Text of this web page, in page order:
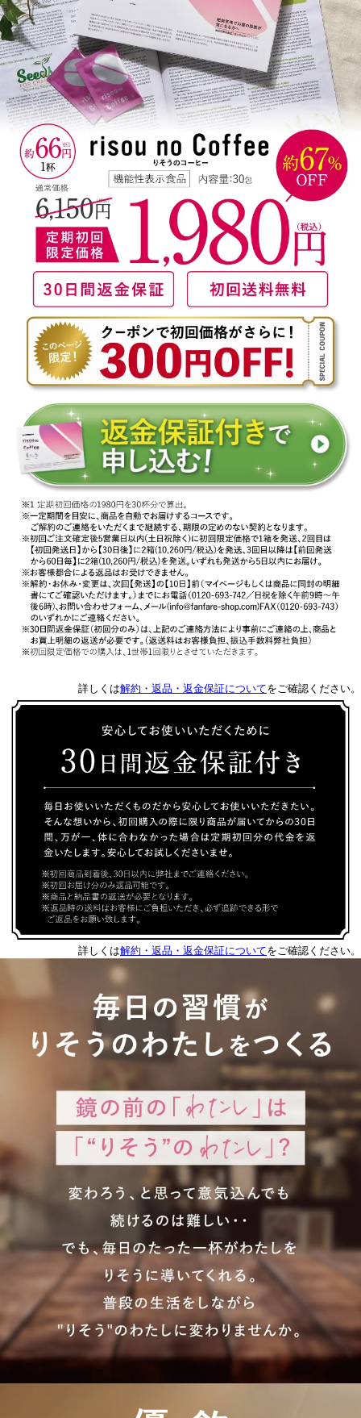
詳しくは解約・返品・返金保証についてをご確認ください。
詳しくは解約・返品・返金保証についてをご確認ください。